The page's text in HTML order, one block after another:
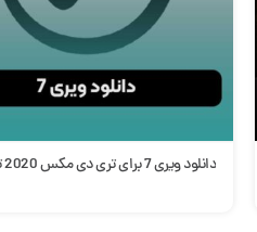
دانلود ویری 7 برای تری دی مکس 2020 تا 2025